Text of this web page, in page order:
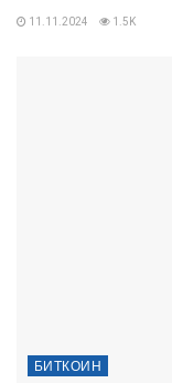
11.11.2024 1.5K
БИТКОИН